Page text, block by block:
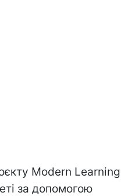
Modern Learning
за допомогою